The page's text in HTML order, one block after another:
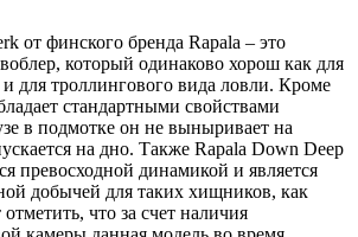
от финского бренда Rapala – это
который одинаково хорош как для
для троллингового вида ловли. Кроме
стандартными свойствами
в подмотке он не выныривает на
на дно. Также Rapala Down Deep
превосходной динамикой и является
добычей для таких хищников, как
что за счет наличия